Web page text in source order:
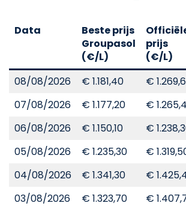
Data
Beste prijs
Groupasol
(€/L)
prijs
(€/L)
08/08/2026
€ 1.181,40 €
07/08/2026
€ 1.177,20 €
06/08/2026
€ 1.150,10 €
05/08/2026
€ 1.235,30 €
04/08/2026
€ 1.341,30 €
03/08/2026
€ 1.323,70 €